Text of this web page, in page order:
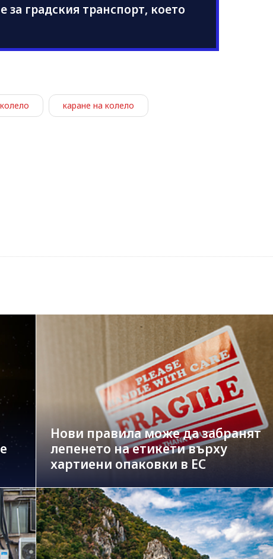
градския транспорт, което
колело каране на колело
Нови правила може да забранят
лепенето на етикети върху
хартиени опаковки в ЕС